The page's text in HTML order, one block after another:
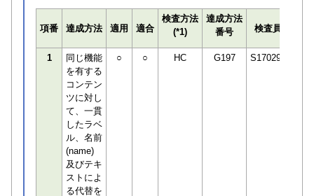
項番 達成方法 適用 適合
検査方法
(*1)
達成方法
番号
検査員
1
同じ機能
を有する
コンテン
ツに対し
て、一貫
したラベ
ル、名前
(name)
及びテキ
ストによ
る代替を
○ ○ HC G197 S170294